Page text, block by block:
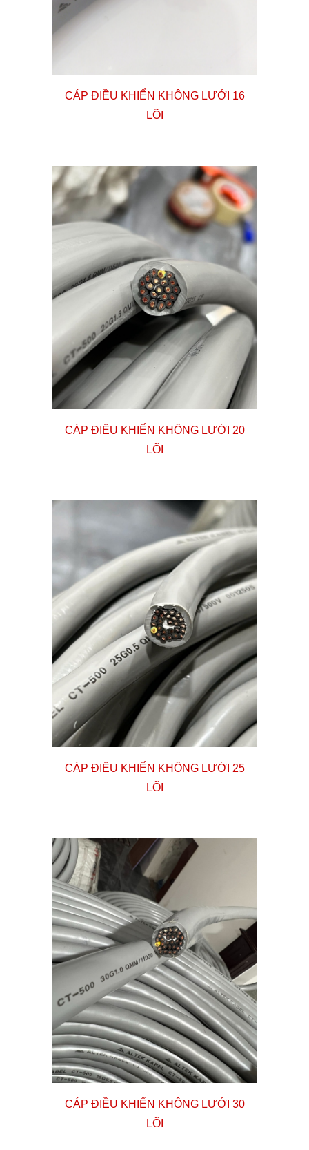
CÁP ĐIỀU KHIỂN KHÔNG LƯỚI 16
LÕI
CÁP ĐIỀU KHIỂN KHÔNG LƯỚI 20
LÕI
CÁP ĐIỀU KHIỂN KHÔNG LƯỚI 25
LÕI
CÁP ĐIỀU KHIỂN KHÔNG LƯỚI 30
LÕI